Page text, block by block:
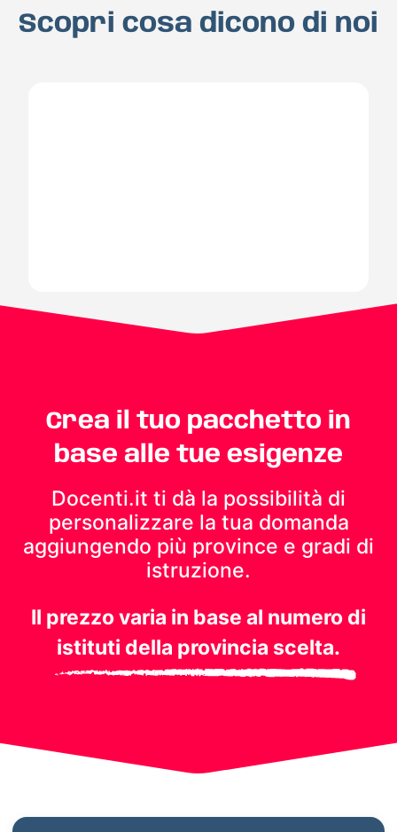
Scopri cosa dicono di noi
Crea il tuo pacchetto in
base alle tue esigenze
Docenti.it ti dà la possibilità di
personalizzare la tua domanda
aggiungendo più province e gradi di
istruzione.
Il prezzo varia in base al numero di
istituti della provincia scelta.